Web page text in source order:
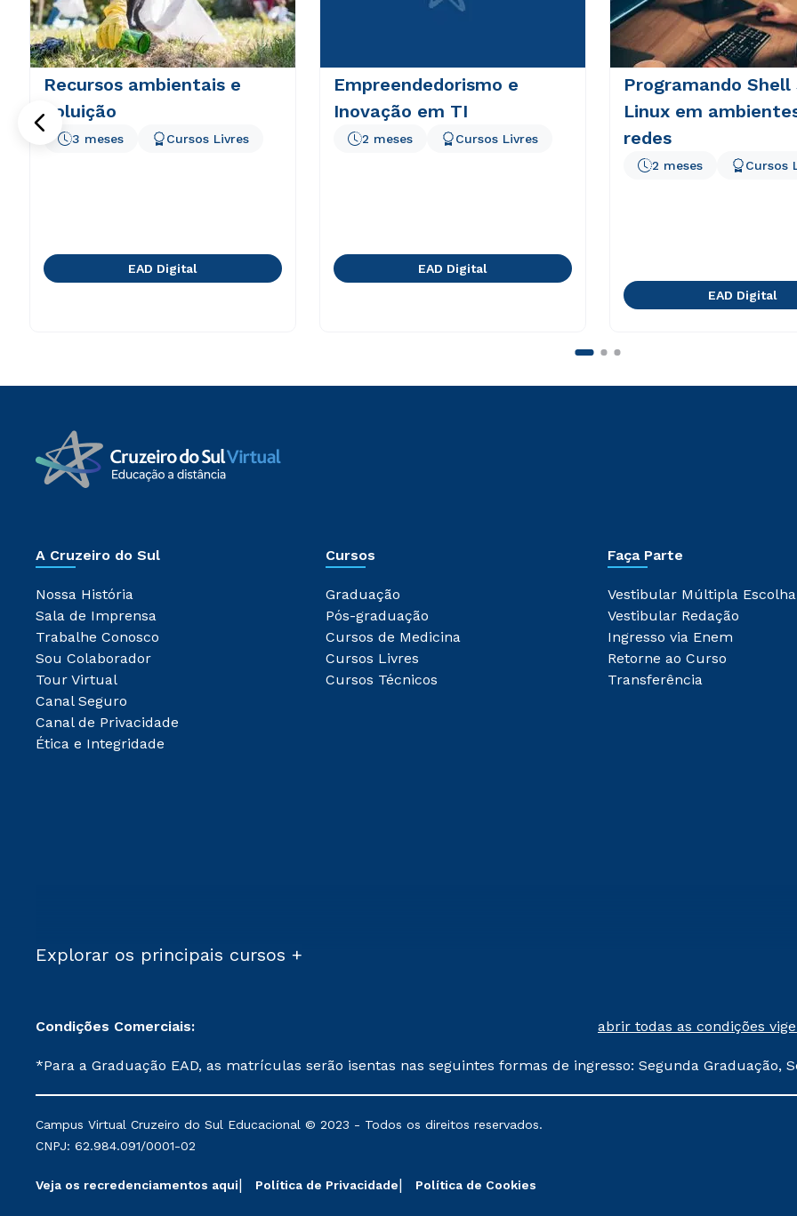
Recursos ambientais e
poluição
3 meses Cursos Livres
EAD Digital
Empreendedorismo e
Inovação em TI
2 meses Cursos Livres
EAD Digital
Programando
Linux em
redes
2 meses Cursos
EAD Digital
A Cruzeiro do Sul
Nossa História
Sala de Imprensa
Trabalhe Conosco
Sou Colaborador
Tour Virtual
Canal Seguro
Canal de Privacidade
Ética e Integridade
Cursos
Graduação
Pós-graduação
Cursos de Medicina
Cursos Livres
Cursos Técnicos
Faça Parte
Vestibular Múltipla Escolha
Vestibular Redação
Ingresso via Enem
Retorne ao Curso
Transferência
Explorar os principais cursos +
Condições Comerciais: abrir todas as condições
*Para a Graduação EAD, as matrículas serão isentas nas seguintes formas de ingresso: Segunda Graduação,
mantidos conforme negociação. Descontos institucionais poderão sofrer alterações nos períodos de
serviços.
Campus Virtual Cruzeiro do Sul Educacional © 2023 - Todos os direitos reservados.
CNPJ: 62.984.091/0001-02
Veja os recredenciamentos aqui Política de Privacidade Política de Cookies